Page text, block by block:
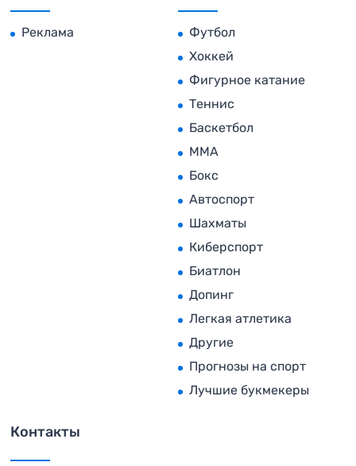
Реклама
Футбол
Хоккей
Фигурное катание
Теннис
Баскетбол
MMA
Бокс
Автоспорт
Шахматы
Киберспорт
Биатлон
Допинг
Легкая атлетика
Другие
Прогнозы на спорт
Лучшие букмекеры
Контакты